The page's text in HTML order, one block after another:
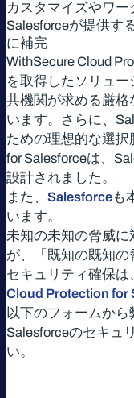
カスタマイズやワ
Salesforceが提供す
に補完
WithSecure Cloud
を取得したソリュ
共機関が求める厳格
います。さらに、
ための理想的な選択
for Salesforceは、
設計されました。
また、 Salesforceも
います。
未知の未知の脅威
が、「既知の既知の
セキュリティ確保は
Cloud Protection for
以下のフォームから
Salesforceのセキュ
い。